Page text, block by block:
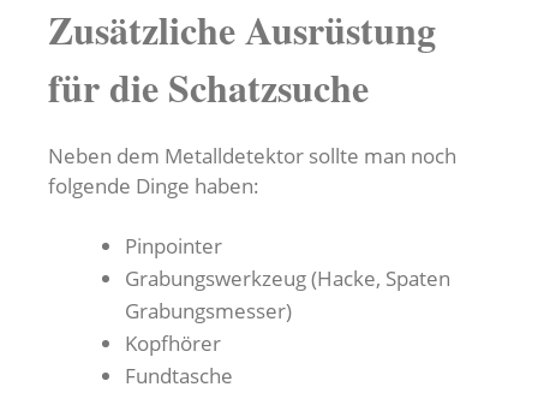
Zusätzliche Ausrüstung
für die Schatzsuche
Neben dem Metalldetektor sollte man noch
folgende Dinge haben:
Pinpointer
Grabungswerkzeug (Hacke, Spaten
Grabungsmesser)
Kopfhörer
Fundtasche